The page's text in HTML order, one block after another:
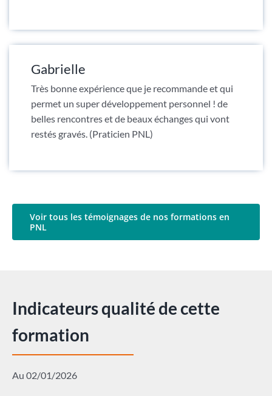
Gabrielle
Très bonne expérience que je recommande et qui
permet un super développement personnel ! de
belles rencontres et de beaux échanges qui vont
restés gravés. (Praticien PNL)
Voir tous les témoignages de nos formations en
PNL
Indicateurs qualité de cette
formation
Au 02/01/2026